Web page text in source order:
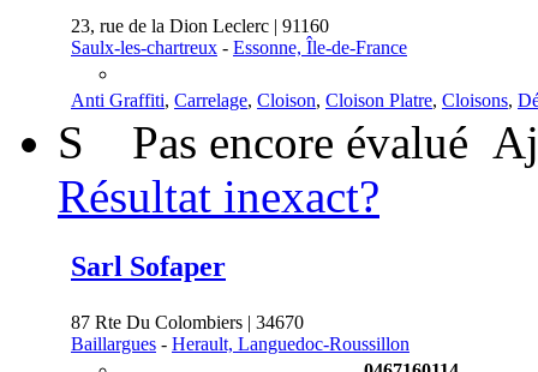
23, rue de la Dion Leclerc | 91160
Saulx-les-chartreux - Essonne, Île-de-France
Anti Graffiti, Carrelage, Cloison, Cloison Platre, Cloisons,
S Pas encore évalué
Résultat inexact?
Sarl Sofaper
87 Rte Du Colombiers | 34670
Baillargues - Herault, Languedoc-Roussillon